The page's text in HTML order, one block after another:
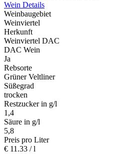
Wein Details
Weinbaugebiet
Weinviertel
Herkunft
Weinviertel DAC
DAC Wein
Ja
Rebsorte
Grüner Veltliner
Süßegrad
trocken
Restzucker in g/l
1,4
Säure in g/l
5,8
Preis pro Liter
€ 11.33 / l